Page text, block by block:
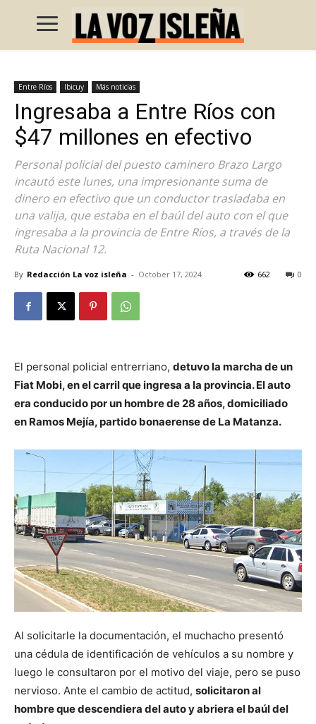
Entre Ríos Ibicuy Más noticias
Ingresaba a Entre Ríos con
$47 millones en efectivo
Personal policial del puesto caminero Brazo Largo
incautó este lunes, una impresionante suma de
dinero en efectivo que un conductor trasladaba en
una valija, que estaba en el baúl del auto con el que
ingresaba a la provincia de Entre Ríos, a través de la
Ruta Nacional 12.
By Redacción La voz isleña - October 17, 2024 0
662
El personal policial entrerriano, detuvo la marcha de un
Fiat Mobi, en el carril que ingresa a la provincia. El auto
era conducido por un hombre de 28 años, domiciliado
en Ramos Mejía, partido bonaerense de La Matanza.
Al solicitarle la documentación, el muchacho presentó
una cédula de identificación de vehículos a su nombre y
luego le consultaron por el motivo del viaje, pero se puso
nervioso. Ante el cambio de actitud, solicitaron al
hombre que descendiera del auto y abriera el baúl del